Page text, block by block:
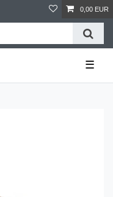
0,00 EUR
☰